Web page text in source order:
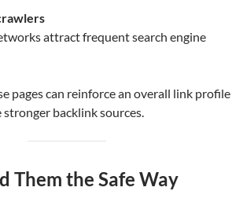
attract frequent search engine
pages can reinforce an overall link profile
backlink sources.
Them the Safe Way